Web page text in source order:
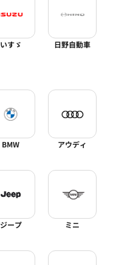
いすゞ 日野自動車
BMW アウディ
ジープ ミニ